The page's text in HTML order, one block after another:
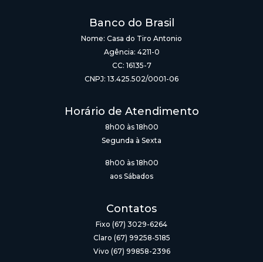
Banco do Brasil
Nome: Casa do Tiro Antonio
Agência: 4211-0
CC: 16135-7
CNPJ: 13.425.502/0001-06
Horário de Atendimento
8h00 às 18h00
Segunda à Sexta
8h00 às 18h00
aos Sábados
Contatos
Fixo (67) 3029-6264
Claro (67) 99258-5185
Vivo (67) 99858-2396